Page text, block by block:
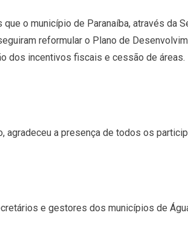
o município de Paranaíba, através da
reformular o Plano de
dos incentivos fiscais e cessão de
agradeceu a presença de todos os
e gestores dos municípios de